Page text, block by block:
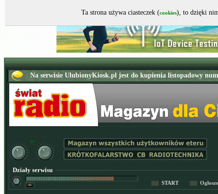
Działy serwisu
START
Ta strona używa ciasteczek (cookies), to dzięki